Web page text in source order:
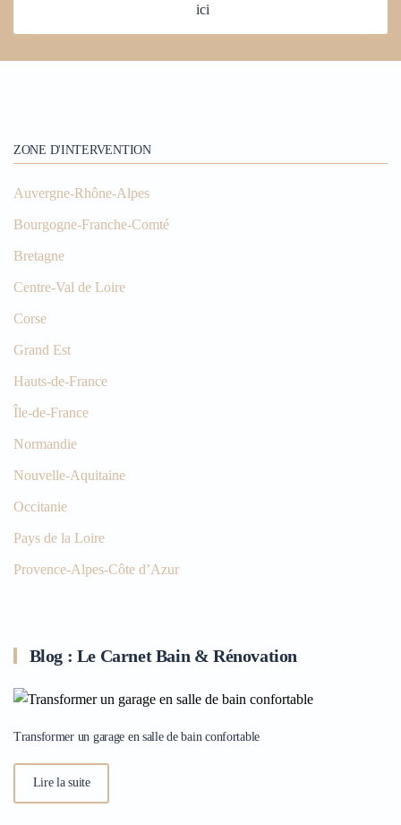
ici
ZONE D'INTERVENTION
Auvergne-Rhône-Alpes
Bourgogne-Franche-Comté
Bretagne
Centre-Val de Loire
Corse
Grand Est
Hauts-de-France
Île-de-France
Normandie
Nouvelle-Aquitaine
Occitanie
Pays de la Loire
Provence-Alpes-Côte d’Azur
Blog : Le Carnet Bain & Rénovation
Transformer un garage en salle de bain confortable
Lire la suite